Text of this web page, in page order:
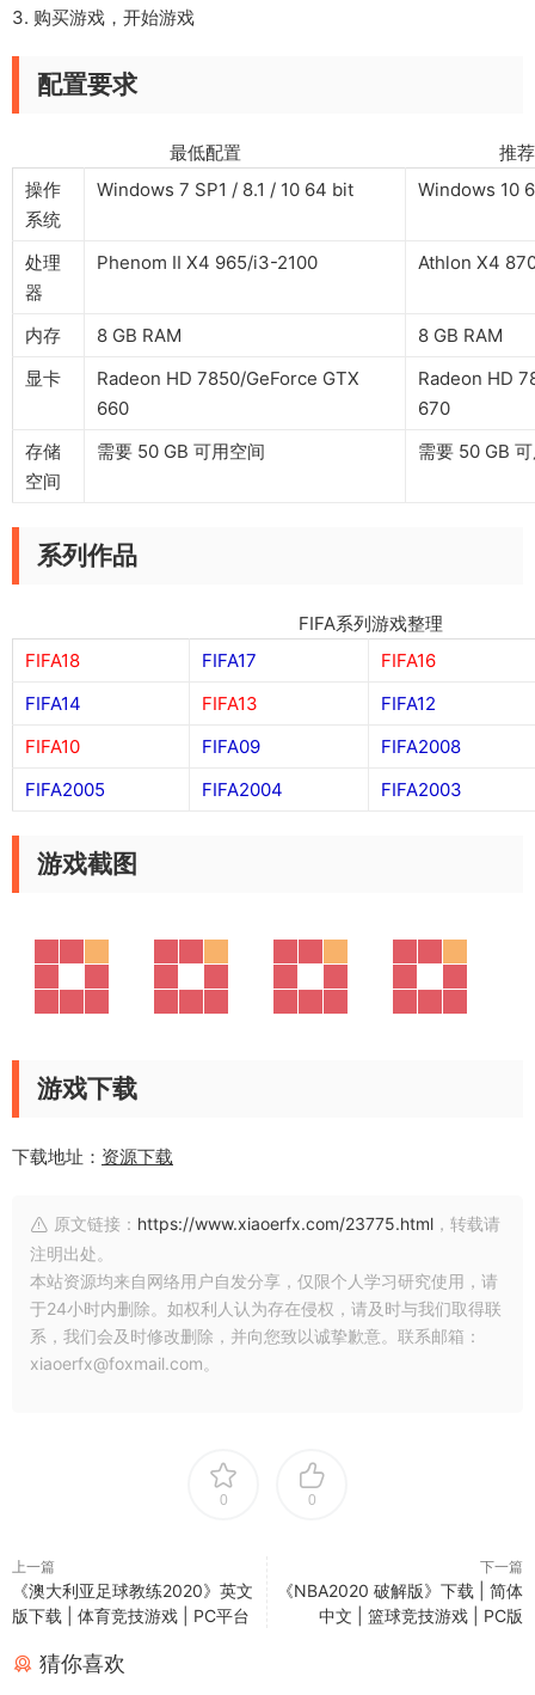
3. 购买游戏，开始游戏
配置要求
最低配置 推荐配
操作
系统
Windows 7 SP1 / 8.1 / 10 64 bit Windows 10
处理
器
Phenom II X4 965/i3-2100 Athlon X4
内存 8 GB RAM
8 GB RAM
显卡
Radeon HD 7850/GeForce GTX
660
Radeon HD
670
存储
空间
需要 50 GB 可用空间 需要 50 GB
系列作品
FIFA系列游戏整理
FIFA18
FIFA17
FIFA16
FIFA14
FIFA13
FIFA12
FIFA10
FIFA09
FIFA2008
FIFA2005
FIFA2004 FIFA2003
游戏截图
游戏下载
下载地址： 资源下载
原文链接： https://www.xiaoerfx.com/23775.html ，转载请
注明出处。
本站资源均来自网络用户自发分享，仅限个人学习研究使用，请
于24小时内删除。如权利人认为存在侵权，请及时与我们取得联
系，我们会及时修改删除，并向您致以诚挚歉意。联系邮箱：
xiaoerfx@foxmail.com。
0 0
上一篇
《澳大利亚足球教练2020》英文
版下载 | 体育竞技游戏 | PC平台
下一篇
《NBA2020 破解版》下载 | 简体
中文 | 篮球竞技游戏 | PC版
猜你喜欢